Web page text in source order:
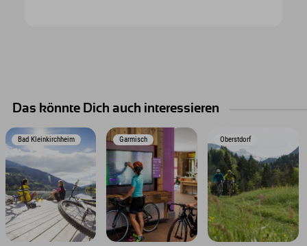
Das könnte Dich auch interessieren
Bad Kleinkirchheim Garmisch Oberstdorf